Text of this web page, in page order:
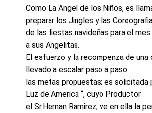
Como La Angel de los Niños, es
preparar los Jingles y las
de las fiestas navideñas para el
a sus Angelitas.
El esfuerzo y la recompenza de una
llevado a escalar paso a paso
las metas propuestas; es solicitada
Luz de America “, cuyo Productor
el Sr.Hernan Ramirez, ve en ella la